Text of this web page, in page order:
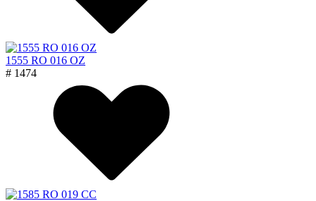
1555 RO 016 OZ
# 1474